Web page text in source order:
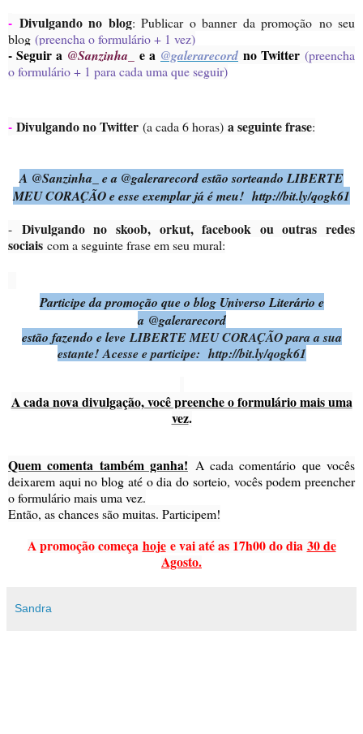
- Divulgando no blog: Publicar o banner da promoção no seu
blog (preencha o formulário + 1 vez)
- Seguir a @Sanzinha_ e a @galerarecord no Twitter (preencha
o formulário + 1 para cada uma que seguir)
- Divulgando no Twitter (a cada 6 horas) a seguinte frase:
A @Sanzinha_ e a @galerarecord estão sorteando LIBERTE
MEU CORAÇÃO e esse exemplar já é meu! http://bit.ly/qogk61
- Divulgando no skoob, orkut, facebook ou outras redes
sociais com a seguinte frase em seu mural:
Participe da promoção que o blog Universo Literário e
a @galerarecord
estão fazendo e leveLIBERTE MEU CORAÇÃO para a sua
estante! Acesse e participe: http://bit.ly/qogk61
A cada nova divulgação, você preenche o formulário mais uma
vez.
Quem comenta também ganha! A cada comentário que vocês
deixarem aqui no blog até o dia do sorteio, vocês podem preencher
o formulário mais uma vez.
Então, as chances são muitas. Participem!
A promoção começa hojee vai até as 17h00 do dia 30 de
Agosto.
Sandra